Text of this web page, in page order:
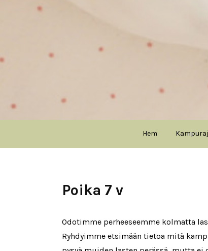
Hem
Poika 7 v
Odotimme perheeseemme kolmatta
Ryhdyimme etsimään tietoa mitä